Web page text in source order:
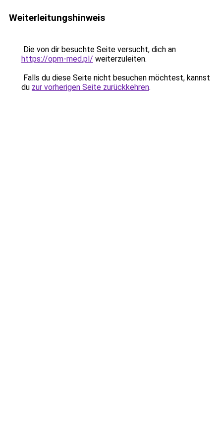
Weiterleitungshinweis
Die von dir besuchte Seite versucht, dich an
https://opm-med.pl/ weiterzuleiten.
Falls du diese Seite nicht besuchen möchtest, kannst
du zur vorherigen Seite zurückkehren.